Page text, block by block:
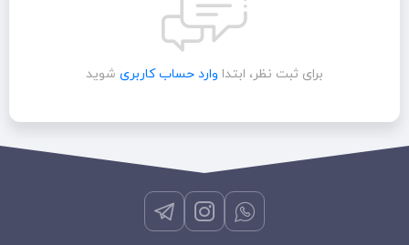
برای ثبت نظر، ابتدا وارد حساب کاربری شوید